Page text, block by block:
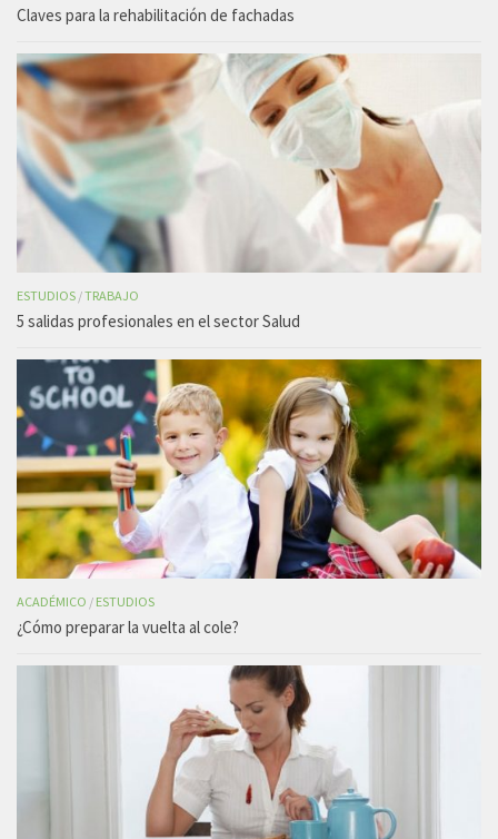
Claves para la rehabilitación de fachadas
ESTUDIOS /TRABAJO
5 salidas profesionales en el sector Salud
ACADÉMICO / ESTUDIOS
¿Cómo preparar la vuelta al cole?